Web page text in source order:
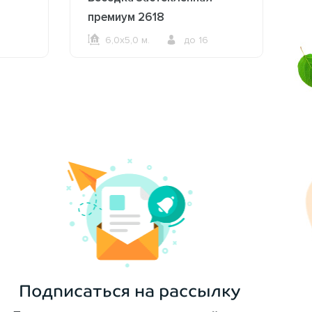
премиум 2618
6,0х5,0 м. до 16
Подписаться на рассылку